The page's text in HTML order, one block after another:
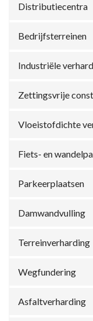
Distributiecentra
Bedrijfsterreinen
Industriële
Zettingsvrije
Vloeistofdichte
Fiets- en
Parkeerplaatsen
Damwandvulling
Terreinverharding
Wegfundering
Asfaltverharding